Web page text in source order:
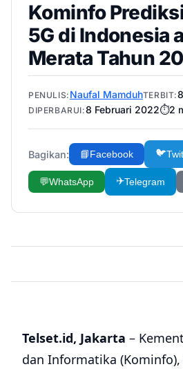
Kominfo
5G di Indonesia
Merata Tahun
PENULIS: Naufal MamduhTERBIT:
DIPERBARUI:8 Februari 2022⏱️2
Bagikan: 📘Facebook 🐦
💬WhatsApp ✈️Telegram
Telset.id, Jakarta –
dan Informatika